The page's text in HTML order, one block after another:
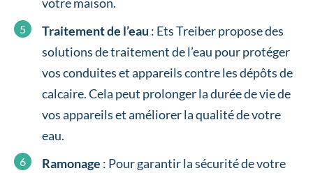
Traitement de l’eau : Ets Treiber propose des
solutions de traitement de l’eau pour protéger
vos conduites et appareils contre les dépôts de
calcaire. Cela peut prolonger la durée de vie de
vos appareils et améliorer la qualité de votre
eau.
Ramonage : Pour garantir la sécurité de votre